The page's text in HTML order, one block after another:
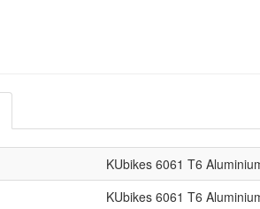
KUbikes 6061 T6
KUbikes 6061 T6